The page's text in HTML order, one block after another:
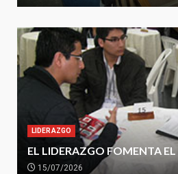
LIDERAZGO
EL LIDERAZGO FOMENTA
15/07/2026